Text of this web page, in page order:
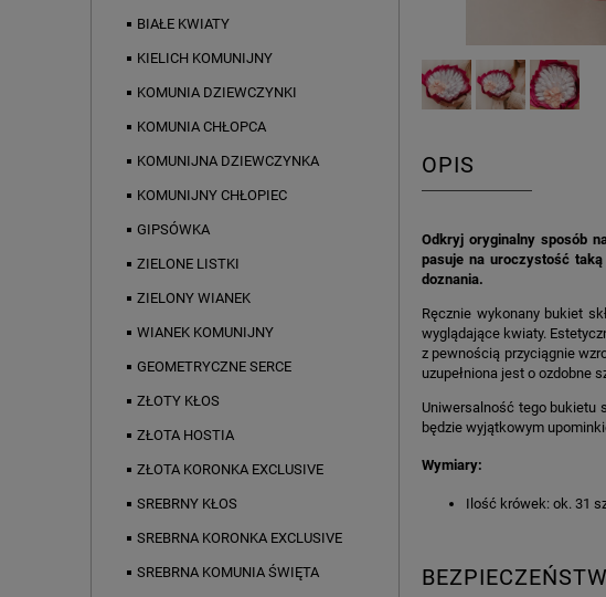
BIAŁE KWIATY
KIELICH KOMUNIJNY
KOMUNIA DZIEWCZYNKI
KOMUNIA CHŁOPCA
KOMUNIJNA DZIEWCZYNKA
KOMUNIJNY CHŁOPIEC
GIPSÓWKA
ZIELONE LISTKI
ZIELONY WIANEK
WIANEK KOMUNIJNY
GEOMETRYCZNE SERCE
ZŁOTY KŁOS
ZŁOTA HOSTIA
ZŁOTA KORONKA EXCLUSIVE
SREBRNY KŁOS
SREBRNA KORONKA EXCLUSIVE
SREBRNA KOMUNIA ŚWIĘTA
OPIS
Odkryj oryginalny sposób
pasuje na uroczystość
doznania.
Ręcznie wykonany bukiet
wyglądające kwiaty.
z pewnością przyciągnie
uzupełniona jest o ozdobne
Uniwersalność tego bukietu
będzie wyjątkowym
Wymiary:
Ilość krówek: ok. 31